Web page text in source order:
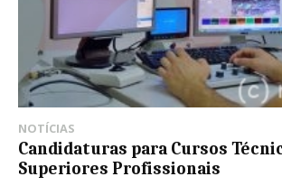
NOTÍCIAS
Candidaturas para Cursos
Superiores Profissionais